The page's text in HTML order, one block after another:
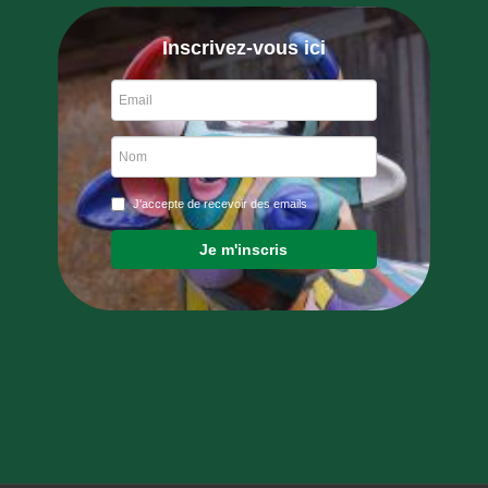
Inscrivez-vous ici
J'accepte de recevoir des emails
Je m'inscris